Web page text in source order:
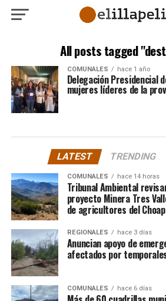
All posts tagged
COMUNALES hace 1 año
Delegación Presidencial
mujeres líderes de la
LATEST TRENDING
COMUNALES hace 14 horas
Tribunal Ambiental
proyecto Minera Tres
de agricultores del
REGIONALES hace 3 días
Anuncian apoyo de
afectados por
COMUNALES hace 6 días